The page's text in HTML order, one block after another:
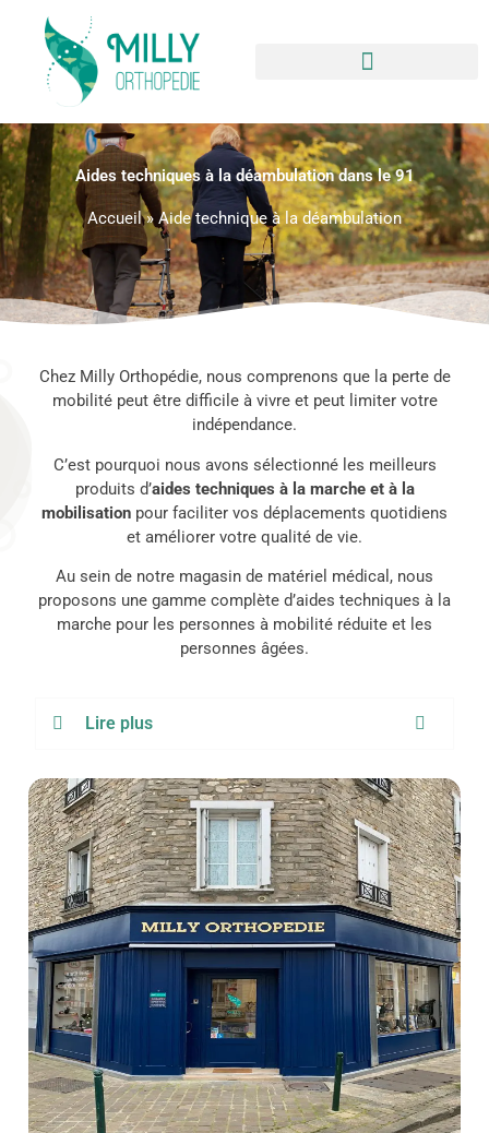
Aides techniques à la déambulation dans le 91
Accueil» Aide technique à la déambulation
Chez Milly Orthopédie, nous comprenons que la perte de
mobilité peut être difficile à vivre et peut limiter votre
indépendance.
C’est pourquoi nous avons sélectionné les meilleurs
produits d’aides techniques à la marche et à la
mobilisation pour faciliter vos déplacements quotidiens
et améliorer votre qualité de vie.
Au sein de notre magasin de matériel médical, nous
proposons une gamme complète d’aides techniques à la
marche pour les personnes à mobilité réduite et les
personnes âgées.
Lire plus